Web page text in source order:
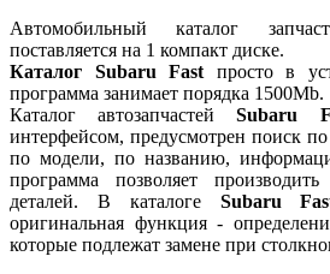
Автомобильный каталог
поставляется на 1 компакт диске.
Каталог Subaru Fastпросто в
программа занимает порядка 1500Mb.
Каталог автозапчастейSubaru
интерфейсом, предусмотрен поиск
по модели, по названию,
программа позволяет
деталей. В каталоге Subaru
оригинальная функция -
которые подлежат замене при